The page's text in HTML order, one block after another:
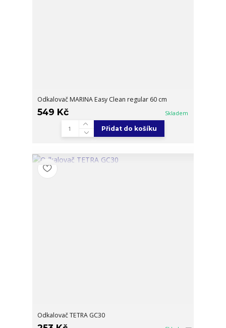
Odkalovač MARINA Easy Clean regular 60 cm
549 Kč Skladem
Přidat do košíku
Odkalovač TETRA GC30